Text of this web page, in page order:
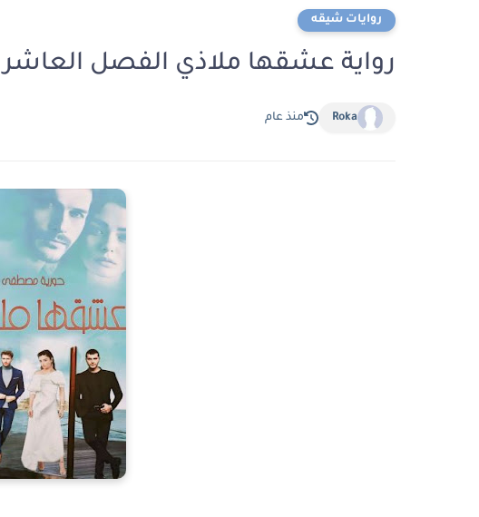
روايات شيقه
رواية عشقها ملاذي الفصل العاشر 10 بقلم حوريه مصطفي
Roka منذ عام